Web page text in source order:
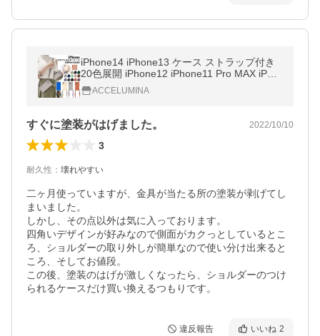
iPhone14 iPhone13 ケース ストラップ付き
20色展開 iPhone12 iPhone11 Pro MAX iPho
neXR iPhoneXSMAX シリコン ソフト スマ
ホケース 衝撃吸収 落下防止 携帯ス
ACCELUMINA
すぐに塗装がはげました。 2022/10/10
3
耐久性 ： 壊れやすい
二ヶ月使っていますが、金具が当たる所の塗装が剥げてし
まいました。
しかし、その点以外は気に入っております。
四角いデザインが好みなので側面がカクっとしているとこ
ろ、ショルダーの取り外しが簡単なので使い分け出来ると
ころ、そしてお値段。
この後、塗装のはげが激しくなったら、ショルダーのつけ
られるケースだけ買い換えるつもりです。
違反報告 いいね 2